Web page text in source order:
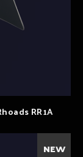
RR1A
NEW